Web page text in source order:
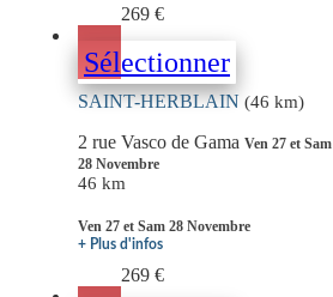
269 €
Sélectionner
SAINT-HERBLAIN (46 km)
2 rue Vasco de Gama Ven 27 et Sam
28 Novembre
46 km
Ven 27 et Sam 28 Novembre
+ Plus d'infos
269 €